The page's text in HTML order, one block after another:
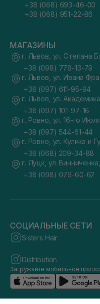
+38 (068) 693-46-00
+38 (068) 951-22-86
МАГАЗИНЫ
г. Львов, ул. Степана
+38 (098) 778-13-79
г. Львов, ул. Ивана
+38 (097) 611-95-94
г. Львов, ул.
+38 (097) 101-97-16
г. Ровно, ул. 16-го
+38 (097) 544-61-44
г. Ровно, ул. Кулика и
+38 (068) 209-34-88
г. Луцк, ул.
+38 (098) 076-60-62
СОЦИАЛЬНЫЕ СЕТИ
Sisters Hair
Distribution
Загружайте мобильное